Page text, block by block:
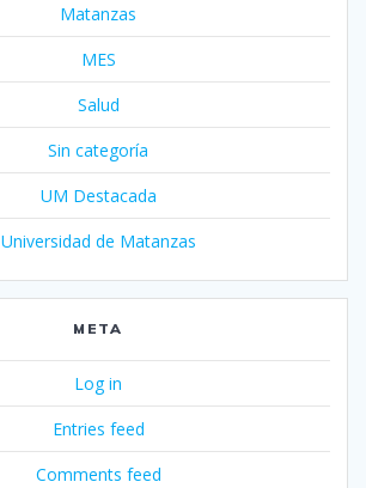
Matanzas
MES
Salud
Sin categoría
UM Destacada
Universidad de Matanzas
META
Log in
Entries feed
Comments feed